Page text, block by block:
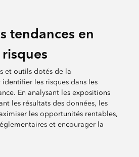
tendances en
et outils dotés de la
les risques dans les
En analysant les expositions
les résultats des données, les
les opportunités rentables,
et encourager la